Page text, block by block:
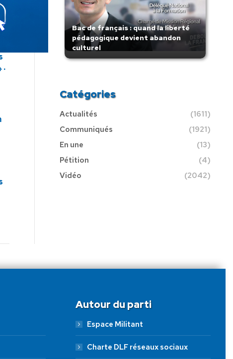
Bac de français : quand la liberté
pédagogique devient abandon
culturel
Catégories
Actualités
(1611)
Communiqués
(1921)
En une
(13)
Pétition
(4)
Vidéo
(2042)
Autour du parti
Espace Militant
Charte DLF réseaux sociaux